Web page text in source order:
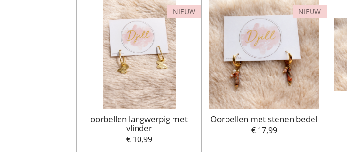
NIEUW
oorbellen langwerpig met
vlinder
€ 10,99
NIEUW
Oorbellen met stenen bedel
€ 17,99